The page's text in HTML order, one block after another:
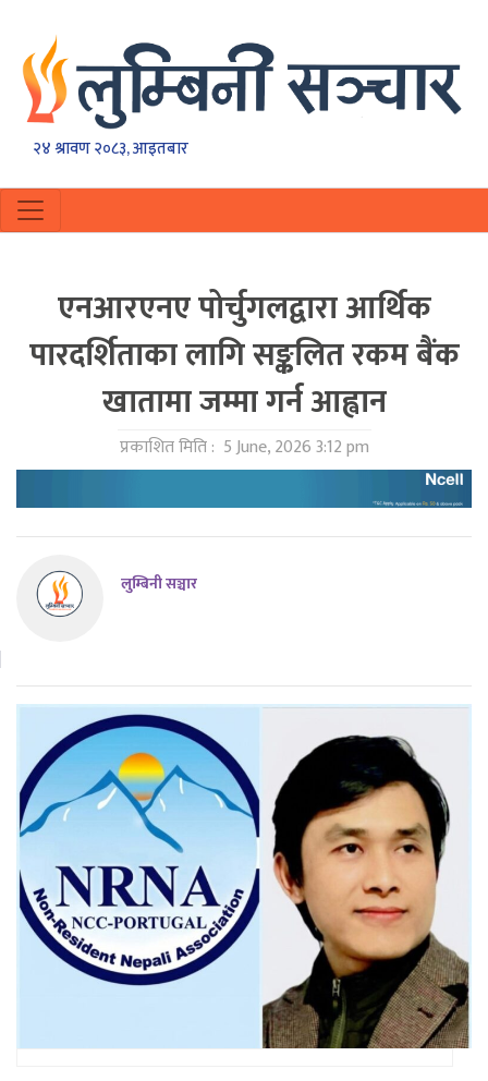
२४ श्रावण २०८३, आइतबार
एनआरएनए पोर्चुगलद्वारा आर्थिक
पारदर्शिताका लागि सङ्कलित रकम बैंक
खातामा जम्मा गर्न आह्वान
प्रकाशित मिति : 5 June, 2026 3:12 pm
लुम्बिनी सञ्चार